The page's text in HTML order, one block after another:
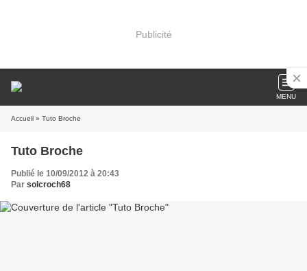
Publicité
MENU
Accueil » Tuto Broche
Tuto Broche
Publié le 10/09/2012 à 20:43
Par solcroch68